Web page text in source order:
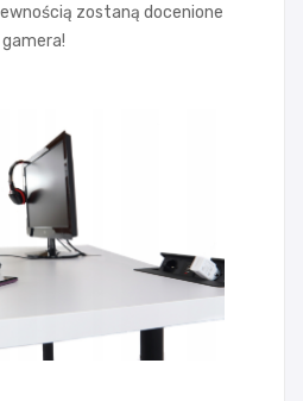
zostaną docenione